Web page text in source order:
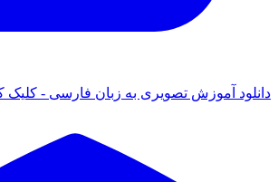
دانلود آموزش تصویری به زبان فارسی - کلیک